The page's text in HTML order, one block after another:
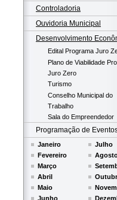
Controladoria
Ouvidoria Municipal
Desenvolvimento
Edital Programa Juro
Plano de Viabilidade
Juro Zero
Turismo
Conselho Municipal do
Trabalho
Sala do Empreendedor
Programação de
Janeiro
Fevereiro
Março
Abril
Maio
Junho
Julho